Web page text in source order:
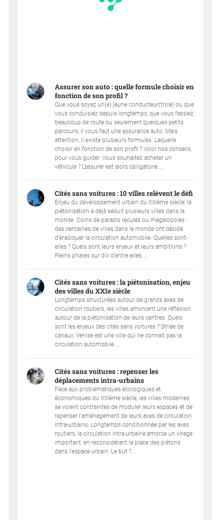
Assurer son auto : quelle formule choisir en
fonction de son profil ?
Que vous soyez un(e) jeune conducteur(trice) ou que
vous conduisiez depuis longtemps, que vous fassiez
beaucoup de route ou seulement quelques petits
parcours, il vous faut une assurance auto. Mais
attention, il existe plusieurs formules. Laquelle
choisir en fonction de son profil ? Voici nos conseils
pour vous guider. Vous souhaitez acheter un
véhicule ? L’assurer est alors obligatoire....
Cités sans voitures : 10 villes relèvent le défi
Enjeu du développement urbain du XXIème siècle, la
piétonisation a déjà séduit plusieurs villes dans le
monde. Coins de paradis reculés ou mégalopoles :
des centaines de villes dans le monde ont décidé
d’éradiquer la circulation automobile. Quelles sont-
elles ? Quels sont leurs enjeux et leurs ambitions ?
Pleins phares sur dix d’entre elles....
Cités sans voitures : la piétonisation, enjeu
des villes du XXIe siècle
Longtemps structurées autour de grands axes de
circulation routiers, les villes amorcent une réflexion
autour de la piétonisation de leurs centres. Quels
sont les enjeux des cités sans voitures ? Striée de
canaux, Venise est une ville qui ne connait pas la
circulation automobile....
Cités sans voitures : repenser les
déplacements intra-urbains
Face aux problématiques écologiques et
économiques du XXIème siècle, les villes modernes
se voient contraintes de moduler leurs espaces et de
repenser l'aménagement de leurs axes de circulation
intra-urbains. Longtemps conditionnée par les axes
routiers, la circulation intra-urbaine amorce un virage
important, en reconsidérant la place des piétons
dans l’espace urbain. Le but ?...